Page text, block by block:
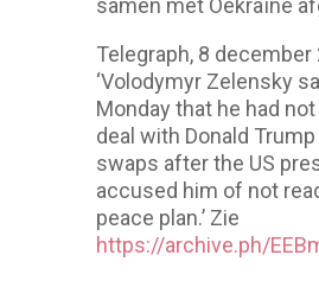
samen met Oekraïne
Telegraph, 8 december
‘Volodymyr Zelensky
Monday that he had
deal with Donald
swaps after the US
accused him of not
peace plan.’ Zie
https://archive.ph/